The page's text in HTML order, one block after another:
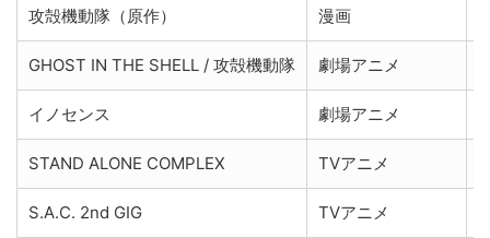
攻殻機動隊（原作） 漫画
GHOST IN THE SHELL / 攻殻機動隊 劇場アニメ
イノセンス 劇場アニメ
STAND ALONE COMPLEX TVアニメ
S.A.C. 2nd GIG TVアニメ